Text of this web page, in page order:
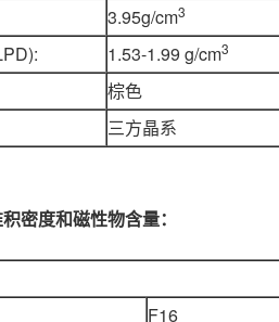
3.95g/cm3
1.53-1.99 g/cm3
棕色
三方晶系
密度和磁性物含量：
F16